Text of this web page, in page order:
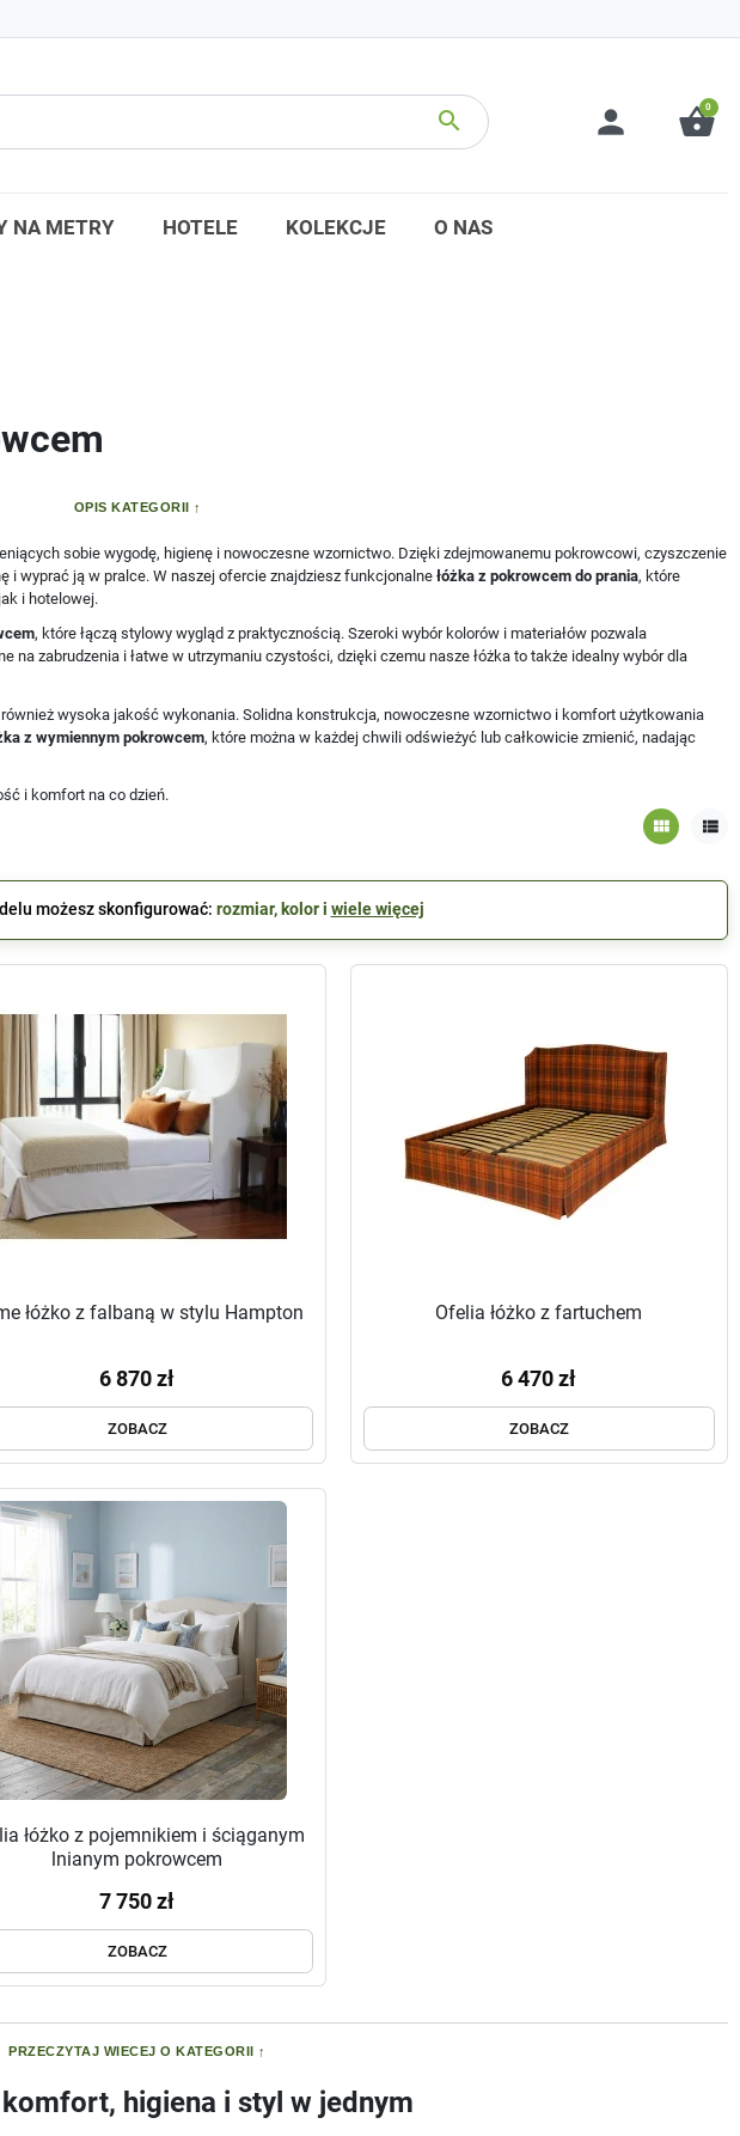
search person shopping_basket
0
NA METRY HOTELE KOLEKCJE O NAS
OPIS KATEGORII
sobie wygodę, higienę i nowoczesne wzornictwo. Dzięki zdejmowanemu pokrowcowi, czyszczenie
i wyprać ją w pralce. W naszej ofercie znajdziesz funkcjonalne łóżka z pokrowcem do prania, które
i hotelowej.
, które łączą stylowy wygląd z praktycznością. Szeroki wybór kolorów i materiałów pozwala
na zabrudzenia i łatwe w utrzymaniu czystości, dzięki czemu nasze łóżka to także idealny wybór dla
wysoka jakość wykonania. Solidna konstrukcja, nowoczesne wzornictwo i komfort użytkowania
z wymiennym pokrowcem, które można w każdej chwili odświeżyć lub całkowicie zmienić, nadając
i komfort na co dzień.
view_module view_list
możesz skonfigurować: rozmiar, kolor i wiele więcej
łóżko z falbaną w stylu Hampton
6 870 zł
ZOBACZ
Ofelia łóżko z fartuchem
6 470 zł
ZOBACZ
łóżko z pojemnikiem i ściąganym
lnianym pokrowcem
7 750 zł
ZOBACZ
PRZECZYTAJ WIECEJ O KATEGORII
higiena i styl w jednym